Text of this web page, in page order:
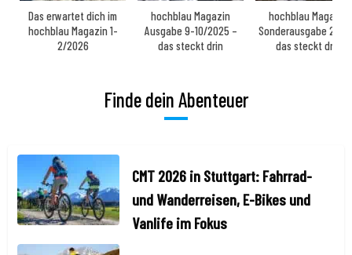
Das erwartet dich im
hochblau Magazin 1-
2/2026
hochblau Magazin
Ausgabe 9-10/2025 –
das steckt drin
hochblau Magazin
Sonderausgabe
das steckt drin
Finde dein Abenteuer
CMT 2026 in Stuttgart: Fahrrad-
und Wanderreisen, E-Bikes und
Vanlife im Fokus